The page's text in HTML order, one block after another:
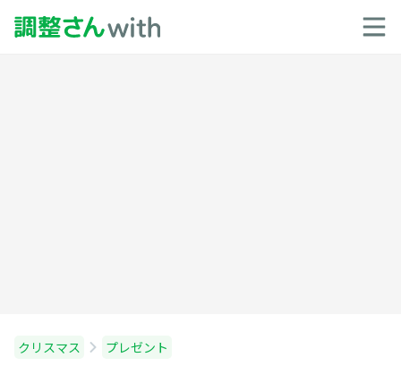
クリスマス プレゼント